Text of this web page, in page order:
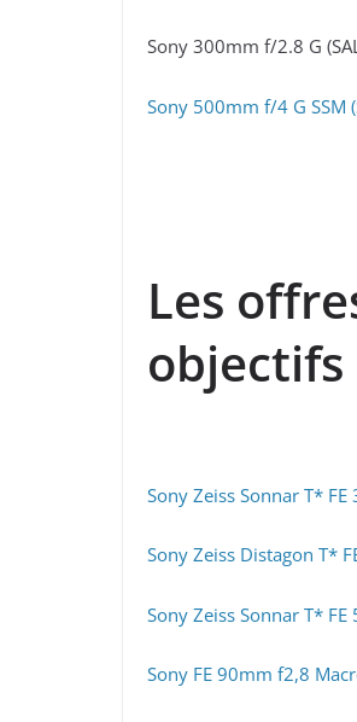
Sony 300mm f/2.8 G
Sony 500mm f/4 G SSM
Les
objectifs
Sony Zeiss Sonnar T*
Sony Zeiss Distagon T*
Sony Zeiss Sonnar T*
Sony FE 90mm f2,8